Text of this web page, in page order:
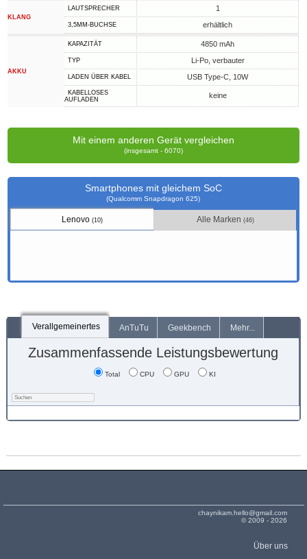
KLANG
LAUTSPRECHER 1
3,5MM-BUCHSE erhältlich
AKKU
KAPAZITÄT 4850 mAh
TYP Li-Po, verbauter
LADEN ÜBER KABEL USB Type-C, 10W
KABELLOSES
AUFLADEN
keine
Mit einem anderen Gerät vergleichen
(insgesamt - 6070)
Smartphones mit gleichem SoC
(Qualcomm Snapdragon 625)
Lenovo(10) Alle Marken (46)
Verallgemeinertes AnTuTu Geekbench Mehr...
Zusammenfassende Leistungsbewertung
Total CPU GPU KI
chaynikam.hello@gmail.com
© 2009 - 2026
Über uns